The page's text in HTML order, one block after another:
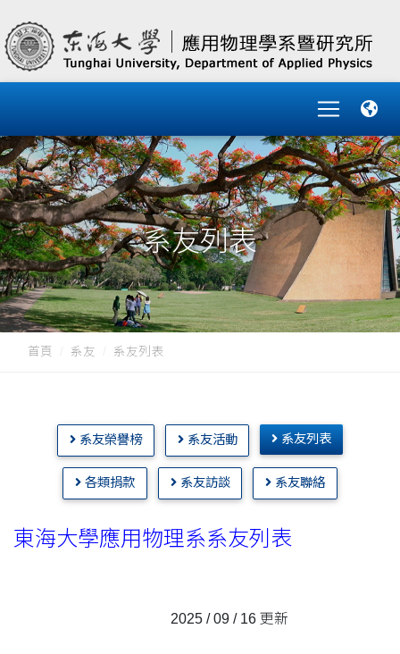
系友列表
首頁 系友 系友列表
系友榮譽榜 系友活動 系友列表
各類捐款 系友訪談 系友聯絡
東海大學應用物理系系友列表
2025 / 09 / 16 更新